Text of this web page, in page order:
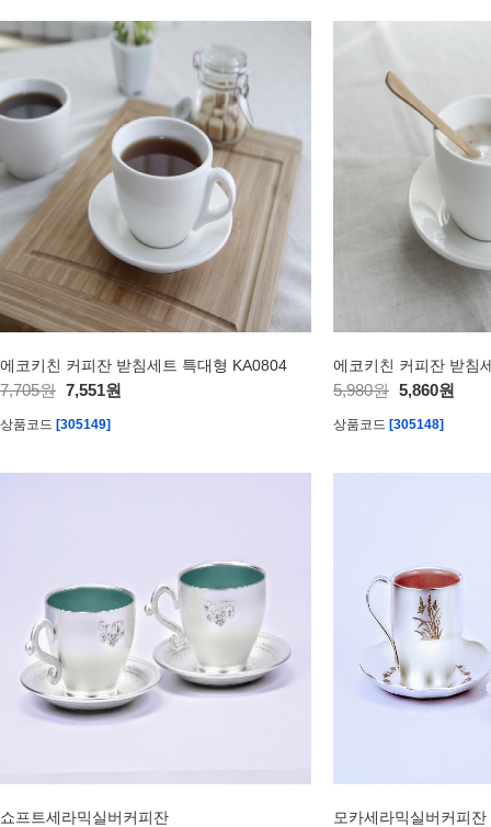
에코키친 커피잔 받침세트 특대형 KA0804
7,705원 7,551원
상품코드 [305149]
에코키친 커피잔 받침
5,980원 5,860원
상품코드 [305148]
쇼프트세라믹실버커피잔 모카세라믹실버커피잔